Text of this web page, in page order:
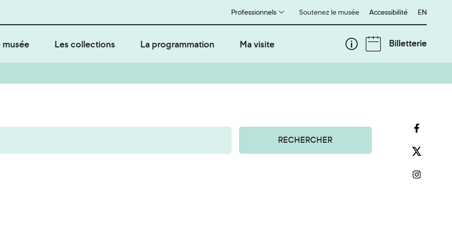
Soutenez le musée
Professionnels Accessibilité English
EN
musée Les collections La programmation Ma visite Billetterie
RECHERCHER